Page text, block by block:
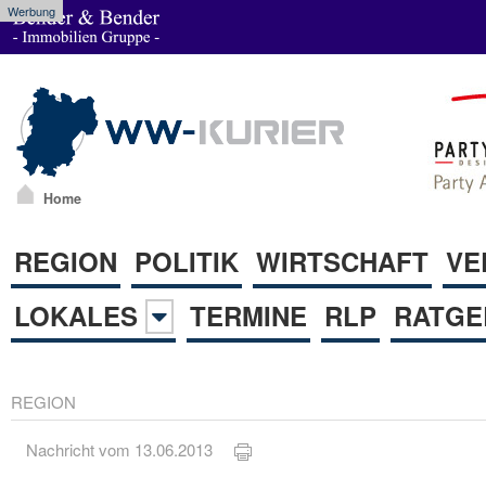
Werbung
Home
REGION POLITIK WIRTSCHAFT
LOKALES
TERMINE RLP
REGION
Nachricht vom 13.06.2013